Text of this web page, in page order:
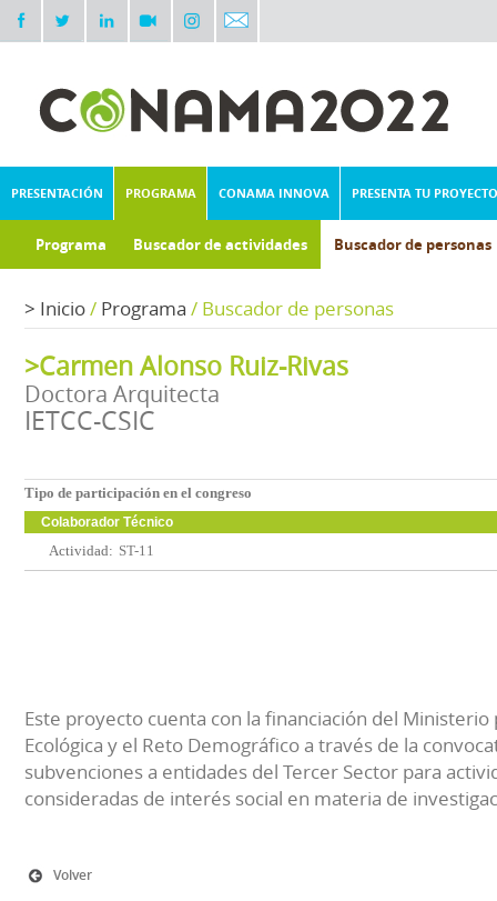
PRESENTACIÓN PROGRAMA CONAMA INNOVA PRESENTA TU PROYECTO
Programa Buscador de actividades Buscador de personas
> Inicio/ Programa / Buscador de personas
>Carmen Alonso Ruiz-Rivas
Doctora Arquitecta
IETCC-CSIC
Tipo de participación en el congreso
Colaborador Técnico
Actividad: ST-11
Este proyecto cuenta con la financiación del Ministerio
Ecológica y el Reto Demográfico a través de la
subvenciones a entidades del Tercer Sector para
consideradas de interés social en materia de
Volver